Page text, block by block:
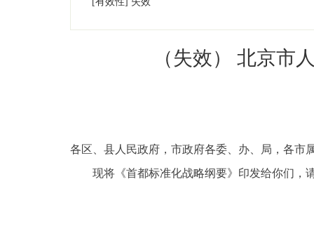
政策兑现
（失效） 北京市
各区、县人民政府，市政府各委、办、局，各市
现将《首都标准化战略纲要》印发给你们，